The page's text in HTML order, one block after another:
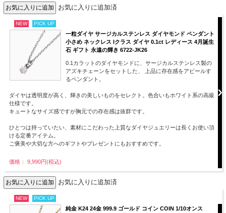
お気に入りに追加済
NEW PICK UP
一粒ダイヤ サージカルステンレス ダイヤモンド ペンダント
小さめ ネックレス Iクラス ダイヤ 0.1ct レディース 4月誕生
石 ギフト 永遠の輝き 6722-JK26
0.1カラットのダイヤモンドに、サージカルステンレス製の
アズキチェーンをセットした、 上品に存在感をアピールす
るペンダント。
ダイヤは透明度が高く、輝きの美しいものをセレクト。色合いもホワイト系の高級
仕様です。
キュートなサイズ感ですが胸元での存在感は抜群です。
ひとつは持っていたい、素材にこだわった上質なダイヤジュエリーは長くお使い頂
ける定番アイテム。
ご褒美や大切な方へのギフトやプレゼントにもおすすめです。
価格： 9,990円(税込)
お気に入りに追加済
NEW PICK UP
純金 K24 24金 999.9 ゴールド コイン COIN 1/10オンス